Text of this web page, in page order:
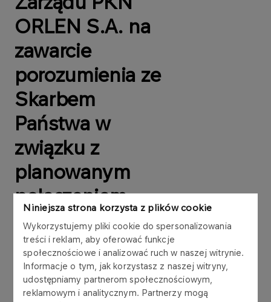
Niniejsza strona korzysta z plików cookie
Wykorzystujemy pliki cookie do spersonalizowania
treści i reklam, aby oferować funkcje
społecznościowe i analizować ruch w naszej witrynie.
Informacje o tym, jak korzystasz z naszej witryny,
udostępniamy partnerom społecznościowym,
reklamowym i analitycznym. Partnerzy mogą
ORLEN S.A. na
zawarcie
porozumienia ze
Skarbem
Państwa w
związku z
planowanym
połączeniem
Spółki z PGNiG
S.A.